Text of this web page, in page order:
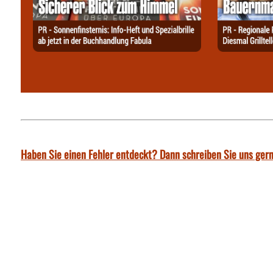
Haben Sie einen Fehler entdeckt? Dann schreiben Sie uns